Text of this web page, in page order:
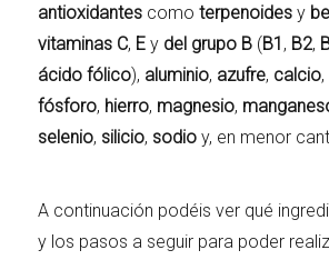
antioxidantes comoterpenoides y
vitaminas C, E y del grupo B (B1 , B2,
ácido fólico), aluminio, azufre, calcio,
fósforo, hierro, magnesio,
selenio, silicio, sodio y, en menor
A continuación podéis ver qué
y los pasos a seguir para poder